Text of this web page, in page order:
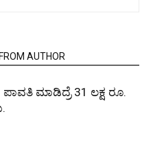
AUTHOR
ಪಾವತಿ ಮಾಡಿದ್ರೆ 31 ಲಕ್ಷ ರೂ.